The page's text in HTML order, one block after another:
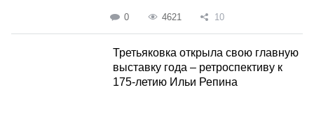
0 4621 10
Третьяковка открыла свою главную
выставку года – ретроспективу к
175-летию Ильи Репина